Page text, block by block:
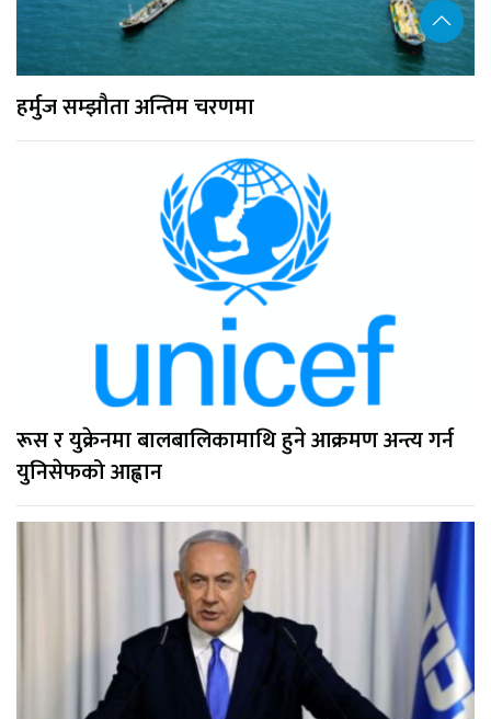
हर्मुज सम्झौता अन्तिम चरणमा
रूस र युक्रेनमा बालबालिकामाथि हुने आक्रमण अन्त्य गर्न
युनिसेफको आह्वान